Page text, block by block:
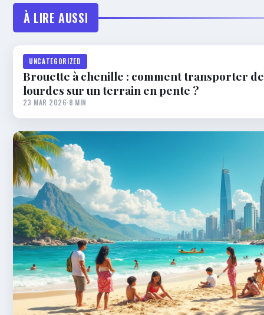
À LIRE AUSSI
UNCATEGORIZED
Brouette à chenille : comment transporter
lourdes sur un terrain en pente ?
23 MAR 2026·8 MIN